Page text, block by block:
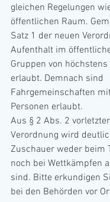
gleichen Regelungen
öffentlichen Raum.
Satz 1 der neuen
Aufenthalt im
Gruppen von
erlaubt. Demnach sind
Fahrgemeinschaften
Personen erlaubt.
Aus § 2 Abs. 2
Verordnung wird
Zuschauer weder beim
noch bei Wettkämpfen
sind. Bitte erkundigen
bei den Behörden vor